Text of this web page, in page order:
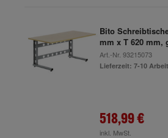
Bito
mm x T 620 mm,
Art.-Nr. 93215073
Lieferzeit: 7-10
518,99 €
inkl. MwSt.